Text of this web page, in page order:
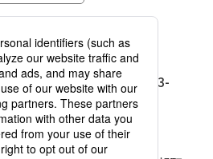
田区平河町 1-3-13 8F
：03-3263-3116
東京都千代田区平河町1-3-
セス］
8673／FAX：03-3263-